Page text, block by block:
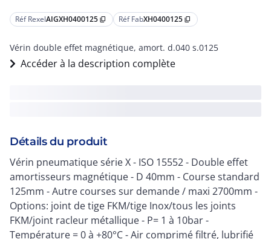
Réf RexelAIGXH0400125 content_copy Réf FabXH0400125 content_copy
Vérin double effet magnétique, amort. d.040 s.0125
Accéder à la description complète
Détails du produit
Vérin pneumatique série X - ISO 15552 - Double effet
amortisseurs magnétique - D 40mm - Course standard
125mm - Autre courses sur demande / maxi 2700mm -
Options: joint de tige FKM/tige Inox/tous les joints
FKM/joint racleur métallique - P= 1 à 10bar -
Température = 0 à +80°C - Air comprimé filtré, lubrifié